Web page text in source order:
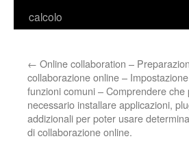
calcolo
← Online collaboration –
collaborazione online –
funzioni comuni – Comprendere che
necessario installare applicazioni,
addizionali per poter usare
di collaborazione online.